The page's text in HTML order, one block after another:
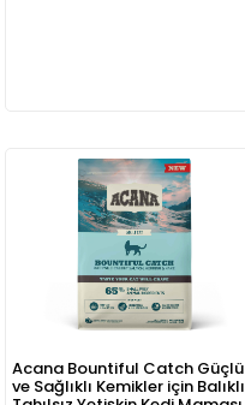
Acana Bountiful Catch Güçlü
ve Sağlıklı Kemikler için Balıklı